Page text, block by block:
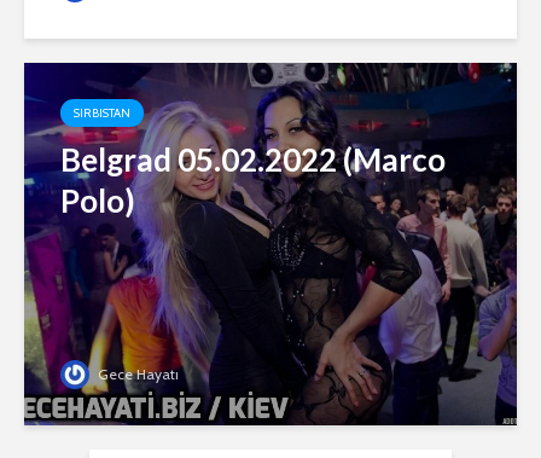
SIRBISTAN
Belgrad 05.02.2022 (Marco
Polo)
Gece Hayatı